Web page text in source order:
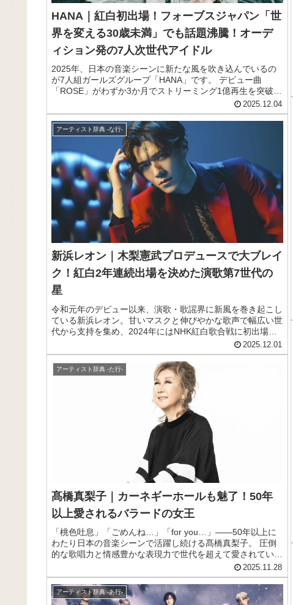
HANA｜紅白初出場！フォーブスジャパン「世
界を変える30歳未満」でも話題沸騰！オーデ
ィション発の7人次世代アイドル
2025年、日本の音楽シーンに新たな風を吹き込んでいるの
が7人組ガールズグループ「HANA」です。 デビュー曲
「ROSE」がわずか3か月でストリーミング1億再生を突破
し、「Blue Jeans」では女性グループ史上初となるオリコン
ストリーミングランキング9週連続1位を達成。 さらに第76
回NHK紅白歌合戦への初出場も決定するなど、まさに飛ぶ
鳥を落とす勢いで活躍中です。 今注目のHANAについて詳し
2025.12.04
アーティスト辞典 -な行-
新浜レオン｜木梨憲武プロデュースで大ブレイ
ク！紅白2年連続出場を決めた演歌第7世代の
星
令和元年のデビュー以来、演歌・歌謡界に新風を巻き起こし
ている新浜レオン。甘いマスクと伸びやかな歌声で幅広い世
代から支持を集め、2024年にはNHK紅白歌合戦に初出場を
果たしました。木梨憲武プロデュース・所ジョージ作詞作曲
の「全てあげよう」が大ヒットし、今最も注目を集める演歌
歌手の魅力に迫ります。
2025.12.01
アーティスト辞典 -た行-
髙橋真梨子｜カーネギーホールも魅了！50年
以上愛されるバラードの女王
「桃色吐息」「ごめんね…」「for you…」——50年以上に
わたり日本の音楽シーンで活躍し続ける髙橋真梨子。 圧倒
的な歌唱力と情感豊かな表現力で世代を超えて愛されていま
す。 この記事では、彼女の経歴とおすすめ曲をご紹介しま
す。
2025.11.28
アーティスト辞典 -あ行-